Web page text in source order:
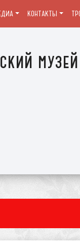
КОНТАКТЫ